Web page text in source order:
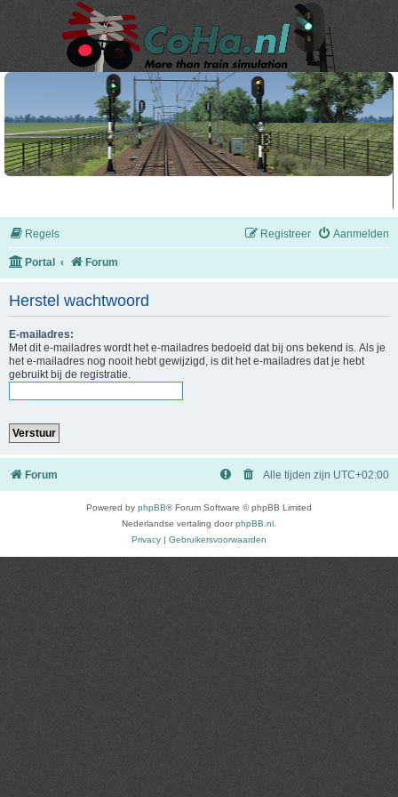
Regels Aanmelden
Registreer
Portal Forum
Herstel wachtwoord
E-mailadres:
Met dit e-mailadres wordt het e-mailadres bedoeld dat bij ons bekend is. Als je
het e-mailadres nog nooit hebt gewijzigd, is dit het e-mailadres dat je hebt
gebruikt bij de registratie.
Forum Alle tijden zijn UTC+02:00
Powered by phpBB® Forum Software © phpBB Limited
Nederlandse vertaling doorphpBB.nl
Privacy | Gebruikersvoorwaarden